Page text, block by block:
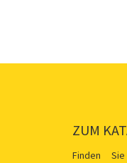
ZUM
Finden